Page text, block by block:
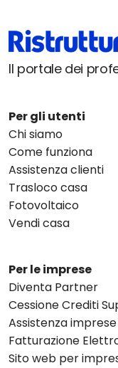
Il portale dei
Per gli utenti
Chi siamo
Come funziona
Assistenza clienti
Trasloco casa
Fotovoltaico
Vendi casa
Per le imprese
Diventa Partner
Cessione Crediti
Assistenza imprese
Fatturazione
Sito web per